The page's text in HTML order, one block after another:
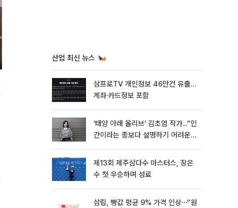
산업 최신 뉴스
삼프로TV 개인정보 46만건 유출…
계좌·카드정보 포함
‘태양 아래 올리브’ 김초엽 작가...“인
간이라는 종보다 설명하기 어려운
뷰]
제13회 제주삼다수 마스터스, 장은
수 첫 우승하며 성료
삼립, 빵값 평균 9% 가격 인상⋯“원